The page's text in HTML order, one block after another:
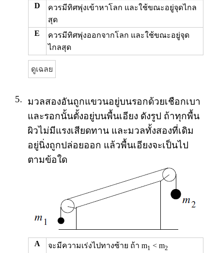
D
ควรมีทิศพุ่งเข้าหาโลก และใช้ขณะอยู่จุดไกล
สุด
E
ควรมีทิศพุ่งออกจากโลก และใช้ขณะอยู่จุด
ไกลสุด
ดูเฉลย
5.
มวลสองอันถูกแขวนอยู่บนรอกด้วยเชือกเบา
และรอกนั้นตั้งอยู่บนพื้นเอียง ดังรูป ถ้าทุกพื้น
ผิวไม่มีแรงเสียดทาน และมวลทั้งสองที่เดิม
อยู่นิ่งถูกปล่อยออก แล้วพื้นเอียงจะเป็นไป
ตามข้อใด
A จะมีความเร่งไปทางซ้าย ถ้า m1 < m2